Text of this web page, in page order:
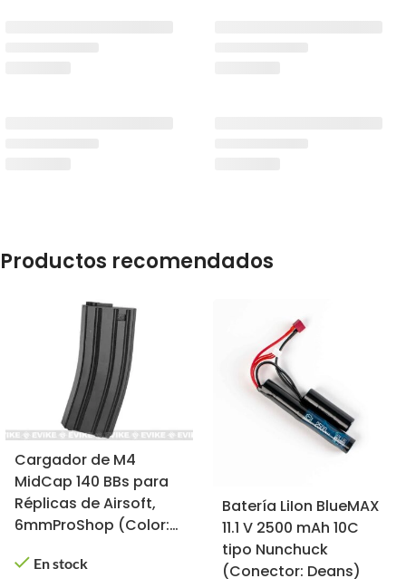
Productos recomendados
Cargador de M4
MidCap 140 BBs para
Réplicas de Airsoft,
6mmProShop (Color:
En stock
Batería LiIon BlueMAX
11.1 V 2500 mAh 10C
tipo Nunchuck
(Conector: Deans)